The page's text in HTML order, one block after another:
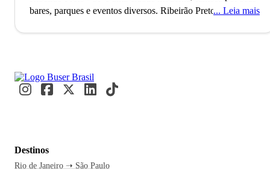
bares, parques e eventos diversos. Ribeirão Preto, fundada
um polo de inovação e tecnologia, com o 21º maior PIB do
país. Todos os anos, milhares de visitantes e estudantes
quem chega a Ribeirão Preto, famosa por suas cervejas
Leia mais
Destinos
Rio de Janeiro ➝ São Paulo